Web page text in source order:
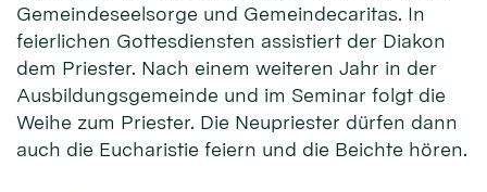
Gemeindeseelsorge und Gemeindecaritas. In
feierlichen Gottesdiensten assistiert der Diakon
dem Priester. Nach einem weiteren Jahr in der
Ausbildungsgemeinde und im Seminar folgt die
Weihe zum Priester. Die Neupriester dürfen dann
auch die Eucharistie feiern und die Beichte hören.